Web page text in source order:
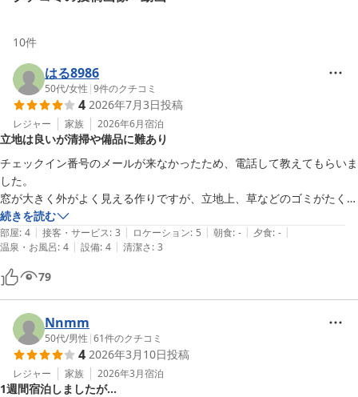
10件
はる8986
50代/女性 |9件のクチコミ
4 2026年7月3日投稿
レジャー 家族 2026年6月宿泊
立地は良いが清掃や備品に難あり
チェックイン番号のメールが来なかったため、電話して教えてもらいま
した。
窓が大きく外がよく見える作りですが、立地上、草などのゴミがたくさ
んついていて少し見にくいです。テラスのハンモックも汚れていて使え
ません。
シンクとレンジ、湯沸かしポットはありますが、調理器具やカトラリー
はないので持ってくる必要があります。
ソファが汗臭さというか、臭いました。
立地はとてもいいので、ビーチに行きたい方や景色を眺めるのはとても
続きを読む
部屋: 4 | 接客・サービス: 3 | ロケーション: 5 | 朝食: - | 夕食: - |
温泉・お風呂: 4 | 設備: 4 | 清潔さ: 3
79
Nnmm
50代/男性 |61件のクチコミ
4 2026年3月10日投稿
レジャー 家族 2026年3月宿泊
1週間宿泊しましたが…